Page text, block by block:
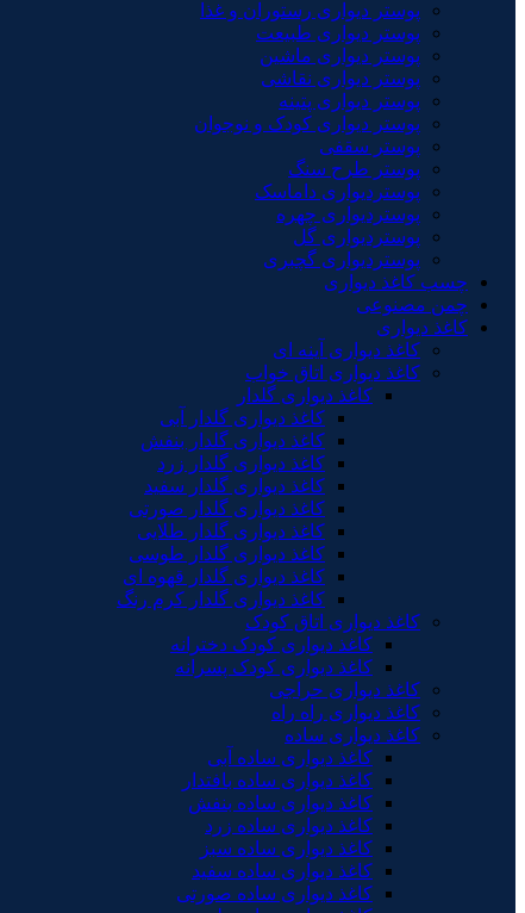
پوستر دیواری رستوران و غذا
پوستر دیواری طبیعت
پوستر دیواری ماشین
پوستر دیواری نقاشی
پوستر دیواری پتینه
پوستر دیواری کودک و نوجوان
پوستر سقفی
پوستر طرح سنگ
پوستردیواری داماسک
پوستردیواری چهره
پوستردیواری گل
پوستردیواری گچبری
چسب کاغذ دیواری
چمن مصنوعی
کاغذ دیواری
کاغذ دیواری آینه ای
کاغذ دیواری اتاق خواب
کاغذ دیواری گلدار
کاغذ دیواری گلدار آبی
کاغذ دیواری گلدار بنفش
کاغذ دیواری گلدار زرد
کاغذ دیواری گلدار سفید
کاغذ دیواری گلدار صورتی
کاغذ دیواری گلدار طلایی
کاغذ دیواری گلدار طوسی
کاغذ دیواری گلدار قهوه ای
کاغذ دیواری گلدار کرم رنگ
کاغذ دیواری اتاق کودک
کاغذ دیواری کودک دخترانه
کاغذ دیواری کودک پسرانه
کاغذ دیواری حراجی
کاغذ دیواری راه راه
کاغذ دیواری ساده
کاغذ دیواری ساده آبی
کاغذ دیواری ساده بافتدار
کاغذ دیواری ساده بنفش
کاغذ دیواری ساده زرد
کاغذ دیواری ساده سبز
کاغذ دیواری ساده سفید
کاغذ دیواری ساده صورتی